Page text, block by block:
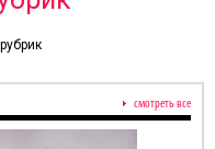
смотреть все